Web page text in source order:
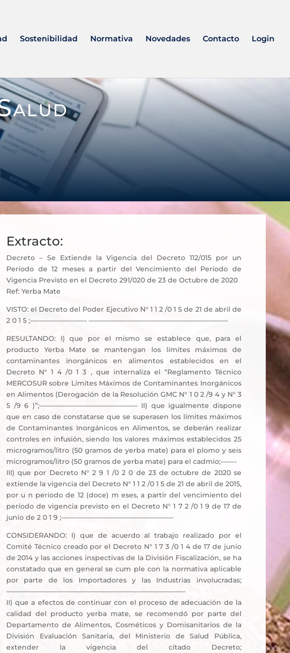
Sostenibilidad Normativa Novedades Contacto Login
Extracto:
Decreto – Se Extiende la Vigencia del Decreto 112/015 por un
Período de 12 meses a partir del Vencimiento del Período de
Vigencia Previsto en el Decreto 291/020 de 23 de Octubre de 2020
Ref: Yerba Mate
VISTO: el Decreto del Poder Ejecutivo N° 1 1 2 /0 1 5 de 21 de abril de
2 0 1 5 ;————————- ————————————————————–
RESULTANDO: I) que por el mismo se establece que, para el
producto Yerba Mate se mantengan los límites máximos de
contaminantes inorgánicos en alimentos establecidos en el
Decreto N° 1 4 /0 1 3 , que internaliza el “Reglamento Técnico
MERCOSUR sobre Límites Máximos de Contaminantes Inorgánicos
en Alimentos (Derogación de la Resolución GMC N° 1 0 2 /9 4 y N° 3
5 /9 6 )”;——————————————– II) que igualmente dispone
que en caso de constatarse que se superasen los límites máximos
de Contaminantes Inorgánicos en Alimentos, se deberán realizar
controles en infusión, siendo los valores máximos establecidos 25
microgramos/litro (50 gramos de yerba mate) para el plomo y seis
microgramos/litro (50 gramos de yerba mate) para el cadmio;——-
III) que por Decreto N° 2 9 1 /0 2 0 de 23 de octubre de 2020 se
extiende la vigencia del Decreto N° 1 1 2 /0 1 5 de 21 de abril de 2015,
por u n período de 12 (doce) m eses, a partir del vencimiento del
período de vigencia previsto en el Decreto N° 1 7 2 /0 1 9 de 17 de
junio de 2 0 1 9 ;————————————————–
CONSIDERANDO: I) que de acuerdo al trabajo realizado por el
Comité Técnico creado por el Decreto N° 1 7 3 /0 1 4 de 17 de junio
de 2014 y las acciones inspectivas de la División Fiscalización, se ha
constatado que en general se cum ple con la normativa aplicable
por parte de los Importadores y las Industrias involucradas;
——————————————————————————-
II) que a efectos de continuar con el proceso de adecuación de la
calidad del producto yerba mate, se recomendó por parte del
Departamento de Alimentos, Cosméticos y Domisanitarios de la
División Evaluación Sanitaria, del Ministerio de Salud Pública,
extender la vigencia del citado Decreto;